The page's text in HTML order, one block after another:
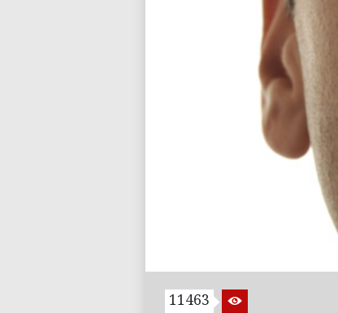
11463